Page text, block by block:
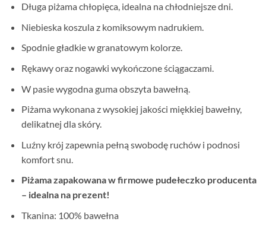
Długa piżama chłopięca, idealna na chłodniejsze dni.
Niebieska koszula z komiksowym nadrukiem.
Spodnie gładkie w granatowym kolorze.
Rękawy oraz nogawki wykończone ściągaczami.
W pasie wygodna guma obszyta bawełną.
Piżama wykonana z wysokiej jakości miękkiej bawełny,
delikatnej dla skóry.
Luźny krój zapewnia pełną swobodę ruchów i podnosi
komfort snu.
Piżama zapakowana w firmowe pudełeczko producenta
– idealna na prezent!
Tkanina: 100% bawełna